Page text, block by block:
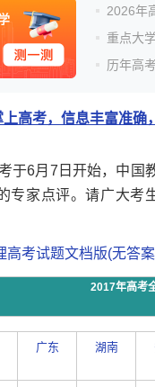
2026年
重点大
历年高
高考，信息丰富准确
于6月7日开始，中国
专家点评。请广大
考试题文档版(无答
2017年高考
广东 湖南